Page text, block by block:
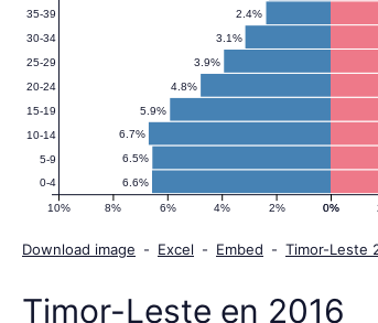
2016
6.6%
6.5%
6.7%
5.9%
4.8%
3.9%
3.1%
2.4%
0%
10% 8% 6% 4% 2% 0%
0-4
5-9
10-14
15-19
20-24
25-29
30-34
35-39
Download image - Excel - Embed - Timor-Leste
Timor-Leste en 2016